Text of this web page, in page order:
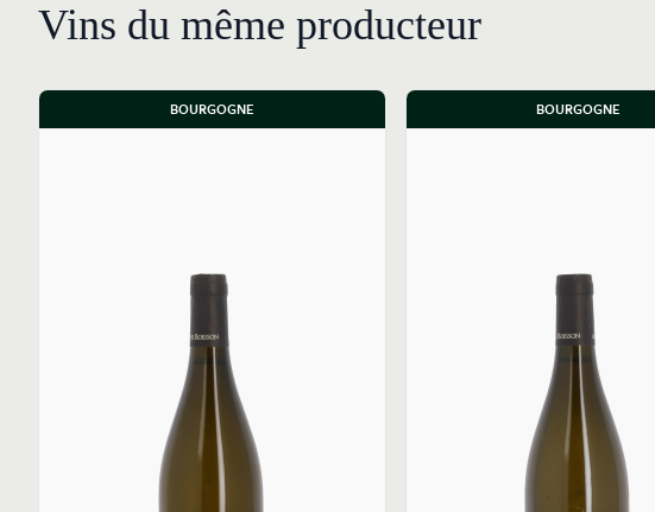
Vins du même producteur
BOURGOGNE BOURGOGNE